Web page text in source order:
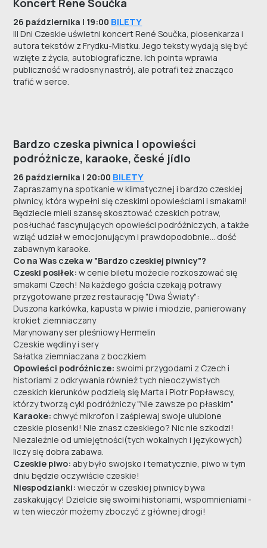
Koncert René Součka
26 października | 19:00 BILETY
III Dni Czeskie uświetni koncert René Součka, piosenkarza i
autora tekstów z Frydku-Mistku. Jego teksty wydają się być
wzięte z życia, autobiograficzne. Ich pointa wprawia
publiczność w radosny nastrój, ale potrafi też znacząco
trafić w serce.
Bardzo czeska piwnica | opowieści
podróżnicze, karaoke, české jídlo
26 października | 20:00 BILETY
Zapraszamy na spotkanie w klimatycznej i bardzo czeskiej
piwnicy, która wypełni się czeskimi opowieściami i smakami!
Będziecie mieli szansę skosztować czeskich potraw,
posłuchać fascynujących opowieści podróżniczych, a także
wziąć udział w emocjonującym i prawdopodobnie... dość
zabawnym karaoke.
Co na Was czeka w "Bardzo czeskiej piwnicy"?
Czeski posiłek: w cenie biletu możecie rozkoszować się
smakami Czech! Na każdego gościa czekają potrawy
przygotowane przez restaurację "Dwa Światy":
Duszona karkówka, kapusta w piwie i miodzie, panierowany
krokiet ziemniaczany
Marynowany ser pleśniowy Hermelin
Czeskie wędliny i sery
Sałatka ziemniaczana z boczkiem
Opowieści podróżnicze: swoimi przygodami z Czech i
historiami z odkrywania również tych nieoczywistych
czeskich kierunków podzielą się Marta i Piotr Popławscy,
którzy tworzą cykl podróżniczy "Nie zawsze po płaskim"
Karaoke: chwyć mikrofon i zaśpiewaj swoje ulubione
czeskie piosenki! Nie znasz czeskiego? Nic nie szkodzi!
Niezależnie od umiejętności(tych wokalnych i językowych)
liczy się dobra zabawa.
Czeskie piwo: aby było swojsko i tematycznie, piwo w tym
dniu będzie oczywiście czeskie!
Niespodzianki: wieczór w czeskiej piwnicy bywa
zaskakujący! Dzielcie się swoimi historiami, wspomnieniami -
w ten wieczór możemy zboczyć z głównej drogi!